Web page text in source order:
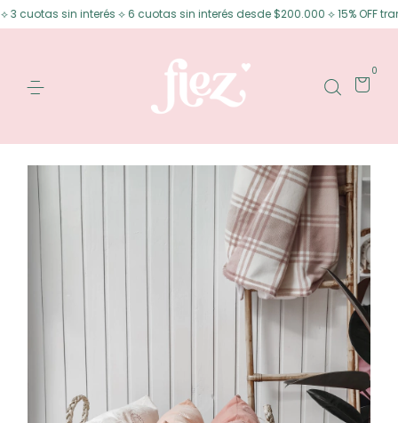
interés ⟡ 6 cuotas sin interés desde $200.000 ⟡ 15% OFF
0